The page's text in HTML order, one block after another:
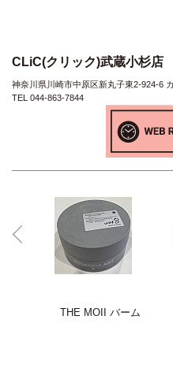
CLiC(クリック)武蔵小杉店
神奈川県川崎市中原区新丸子東2-924-6
TEL 044-863-7844
THE MOII バーム